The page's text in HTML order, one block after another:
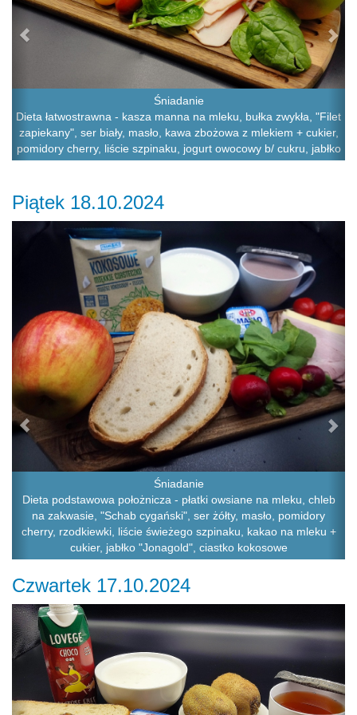
Śniadanie
Dieta łatwostrawna - kasza manna na mleku, bułka zwykła, "Filet
zapiekany", ser biały, masło, kawa zbożowa z mlekiem + cukier,
pomidory cherry, liście szpinaku, jogurt owocowy b/ cukru, jabłko
Piątek 18.10.2024
Śniadanie
Dieta podstawowa położnicza - płatki owsiane na mleku, chleb
na zakwasie, "Schab cygański", ser żółty, masło, pomidory
cherry, rzodkiewki, liście świeżego szpinaku, kakao na mleku +
cukier, jabłko "Jonagold", ciastko kokosowe
Previous
Czwartek 17.10.2024
Previous